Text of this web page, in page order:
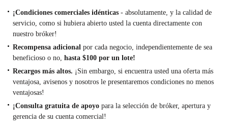
¡Condiciones comerciales idénticas - absolutamente, y la calidad de
servicio, como si hubiera abierto usted la cuenta directamente con
nuestro bróker!
Recompensa adicional por cada negocio, independientemente de sea
beneficioso o no, hasta $100 por un lote!
Recargos más altos. ¡Sin embargo, si encuentra usted una oferta más
ventajosa, avisenos y nosotros le presentaremos condiciones no menos
ventajosas!
¡Consulta gratuita de apoyo para la selección de bróker, apertura y
gerencia de su cuenta comercial!